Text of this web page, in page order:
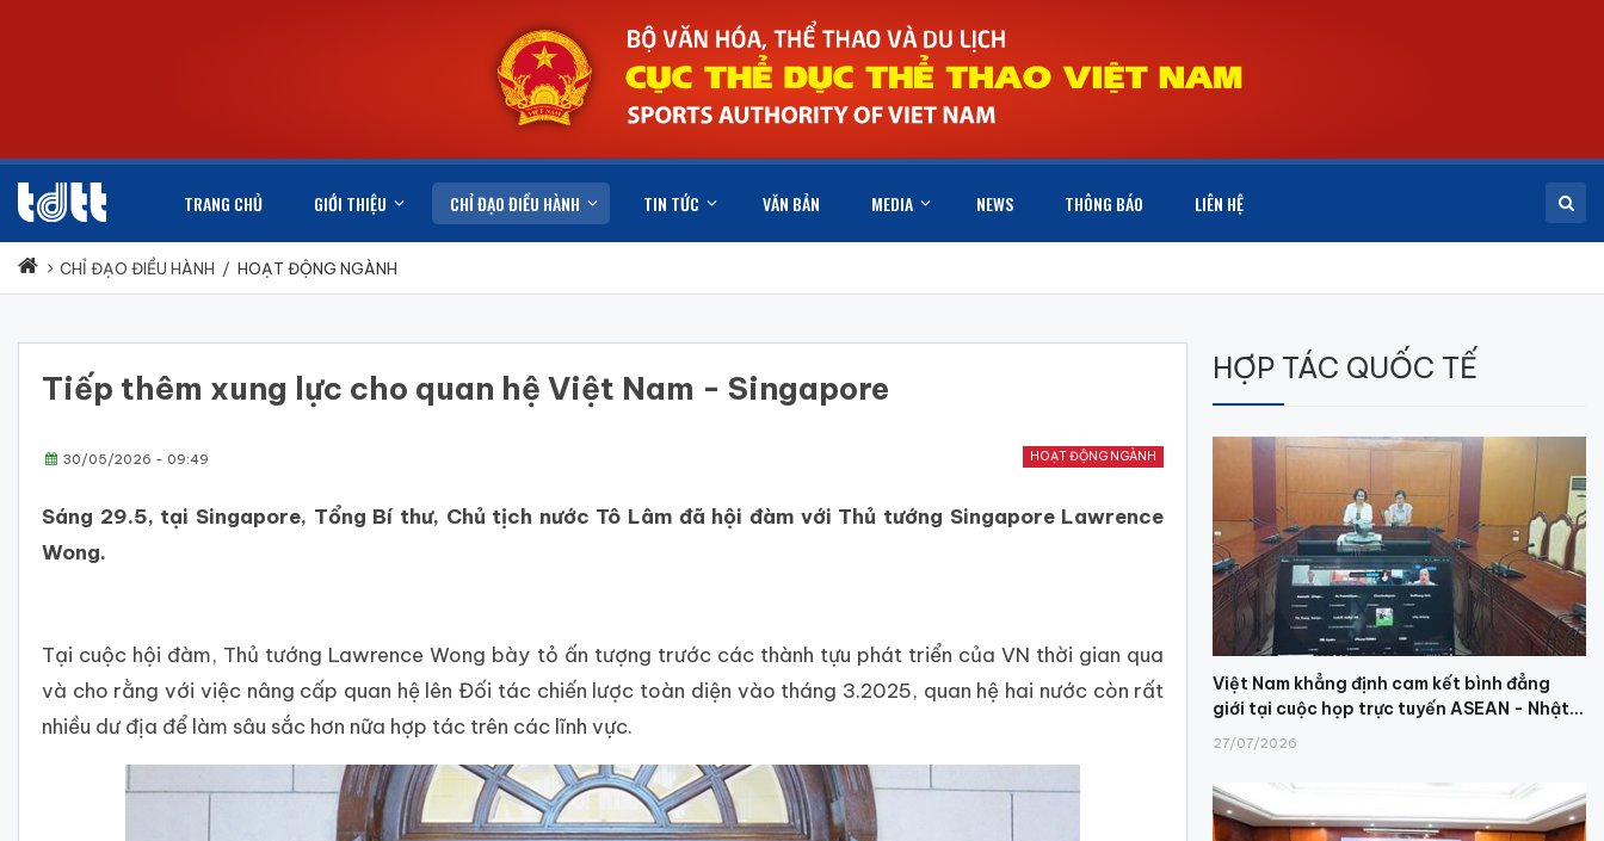
TRANG CHỦ GIỚI THIỆU CHỈ ĐẠO ĐIỀU HÀNH TIN TỨC VĂN BẢN MEDIA NEWS THÔNG BÁO LIÊN HỆ
CHỈ ĐẠO ĐIỀU HÀNH / HOẠT ĐỘNG NGÀNH
Tiếp thêm xung lực cho quan hệ Việt Nam - Singapore
HOẠT ĐỘNG NGÀNH
30/05/2026 - 09:49
Sáng 29.5, tại Singapore, Tổng Bí thư, Chủ tịch nước Tô Lâm đã hội đàm với Thủ tướng Singapore Lawrence
Wong.
Tại cuộc hội đàm, Thủ tướng Lawrence Wong bày tỏ ấn tượng trước các thành tựu phát triển của VN thời gian qua
và cho rằng với việc nâng cấp quan hệ lên Đối tác chiến lược toàn diện vào tháng 3.2025, quan hệ hai nước còn rất
nhiều dư địa để làm sâu sắc hơn nữa hợp tác trên các lĩnh vực.
HỢP TÁC QUỐC TẾ
Việt Nam khẳng định cam kết bình đẳng
giới tại cuộc họp trực tuyến ASEAN - Nhật...
27/07/2026